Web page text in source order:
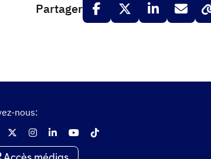
Partager
nous: